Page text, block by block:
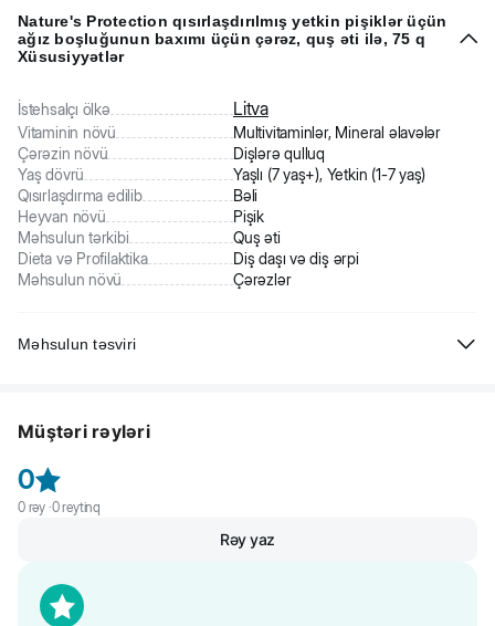
Nature's Protection qısırlaşdırılmış yetkin pişiklər üçün
ağız boşluğunun baxımı üçün çərəz, quş əti ilə, 75 q
Xüsusiyyətlər
İstehsalçı ölkə Litva
Vitaminin növü
Multivitaminlər, Mineral əlavələr
Çərəzin növü
Dişlərə qulluq
Yaş dövrü
Yaşlı (7 yaş+), Yetkin (1-7 yaş)
Qısırlaşdırma edilib
Bəli
Heyvan növü
Pişik
Məhsulun tərkibi
Quş əti
Dieta və Profilaktika
Diş daşı və diş ərpi
Məhsulun növü
Çərəzlər
Məhsulun təsviri
yem əlavəsidir. Pişiyinizi gündəlik vitamin, mineral və prebiyotik
pişik qəlyanaltılarında kilo verməyə və sterilizasiya edilmiş pişiklərin
sağlam bədən vəziyyətini qorumağa kömək edən L-karnitin
Müştəri rəyləri
0
0rəy ·0reytinq
Rəy yaz